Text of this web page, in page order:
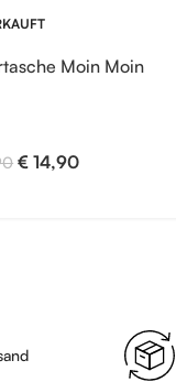
Moin Moin
€ 14,90